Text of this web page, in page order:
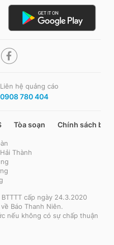
Liên hệ quảng cáo
0908 780 404
Tòa soạn Chính sách bảo
Thành
cấp ngày 24.3.2020
Báo Thanh Niên.
nếu không có sự chấp thuận